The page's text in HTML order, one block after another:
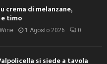
crema di melanzane,
timo
1 Agosto 2026 0
si siede a tavola